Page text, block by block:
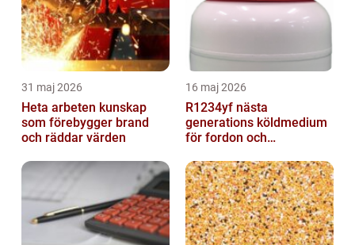
31 maj 2026
Heta arbeten kunskap
som förebygger brand
och räddar värden
16 maj 2026
R1234yf nästa
generations köldmedium
för fordon och